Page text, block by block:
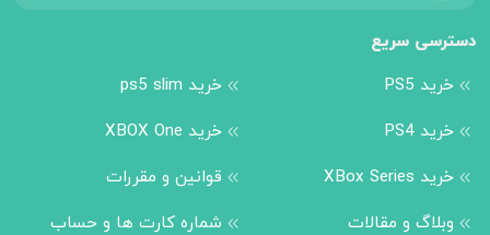
دسترسی سریع
خرید PS5
خرید ps5 slim
خرید PS4
خرید XBOX One
خرید XBox Series
قوانین و مقررات
وبلاگ و مقالات
شماره کارت ها و حساب